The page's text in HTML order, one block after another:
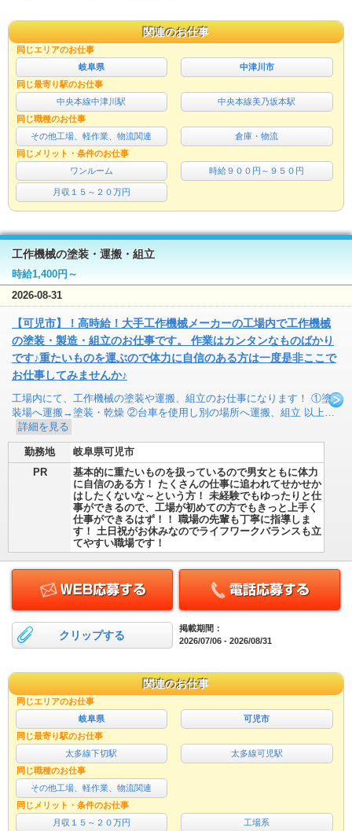
関連のお仕事
同じエリアのお仕事
岐阜県
中津川市
同じ最寄り駅のお仕事
中央本線中津川駅
中央本線美乃坂本駅
同じ職種のお仕事
その他工場、軽作業、物流関連
倉庫・物流
同じメリット・条件のお仕事
ワンルーム
時給９００円～９５０円
月収１５～２０万円
工作機械の塗装・運搬・組立
時給1,400円～
2026-08-31
【可児市】！高時給！大手工作機械メーカーの工場内で工作機械
の塗装・製造・組立のお仕事です。 作業はカンタンなものばかり
です♪重たいものを運ぶので体力に自信のある方は一度是非ここで
お仕事してみませんか♪
工場内にて、工作機械の塗装や運搬、組立のお仕事になります！ ①塗
装場へ運搬→塗装・乾燥 ②台車を使用し別の場所へ運搬、組立 以上…
詳細を見る
勤務地
岐阜県可児市
PR
基本的に重たいものを扱っているので男女ともに体力
に自信のある方！ たくさんの仕事に追われてせかせか
はしたくないな～という方！ 未経験でもゆったりと仕
事ができるので、工場が初めての方でもきっと上手く
仕事ができるはず！！ 職場の先輩も丁寧に指導しま
す！ 土日祝がお休みなのでライフワークバランスも立
てやすい職場です！
クリップする
掲載期間：
2026/07/06 - 2026/08/31
関連のお仕事
同じエリアのお仕事
岐阜県
可児市
同じ最寄り駅のお仕事
太多線下切駅
太多線可児駅
同じ職種のお仕事
その他工場、軽作業、物流関連
同じメリット・条件のお仕事
月収１５～２０万円
工場系